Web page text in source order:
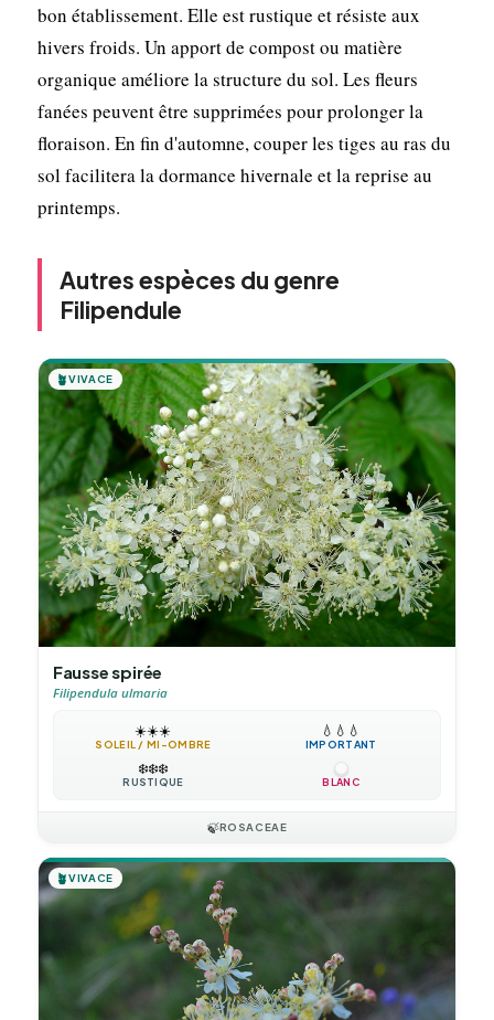
bon établissement. Elle est rustique et résiste aux
hivers froids. Un apport de compost ou matière
organique améliore la structure du sol. Les fleurs
fanées peuvent être supprimées pour prolonger la
floraison. En fin d'automne, couper les tiges au ras du
sol facilitera la dormance hivernale et la reprise au
printemps.
Autres espèces du genre
Filipendule
🪴VIVACE
Fausse spirée
Filipendula ulmaria
☀️☀️☀️
SOLEIL / MI-OMBRE
💧 💧 💧
IMPORTANT
❄️❄️❄️
RUSTIQUE BLANC
🍃ROSACEAE
🪴VIVACE